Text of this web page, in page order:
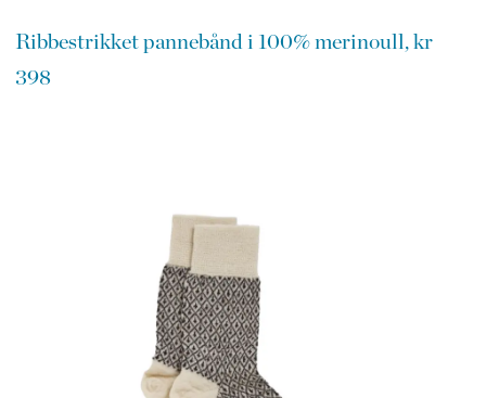
Ribbestrikket pannebånd i 100% merinoull, kr
398